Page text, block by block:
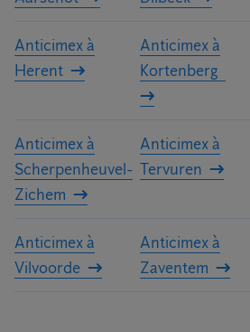
Anticimex à
Herent
Anticimex à
Kortenberg
Anticimex à
Scherpenheuvel-
Zichem
Anticimex à
Tervuren
Anticimex à
Vilvoorde
Anticimex à
Zaventem